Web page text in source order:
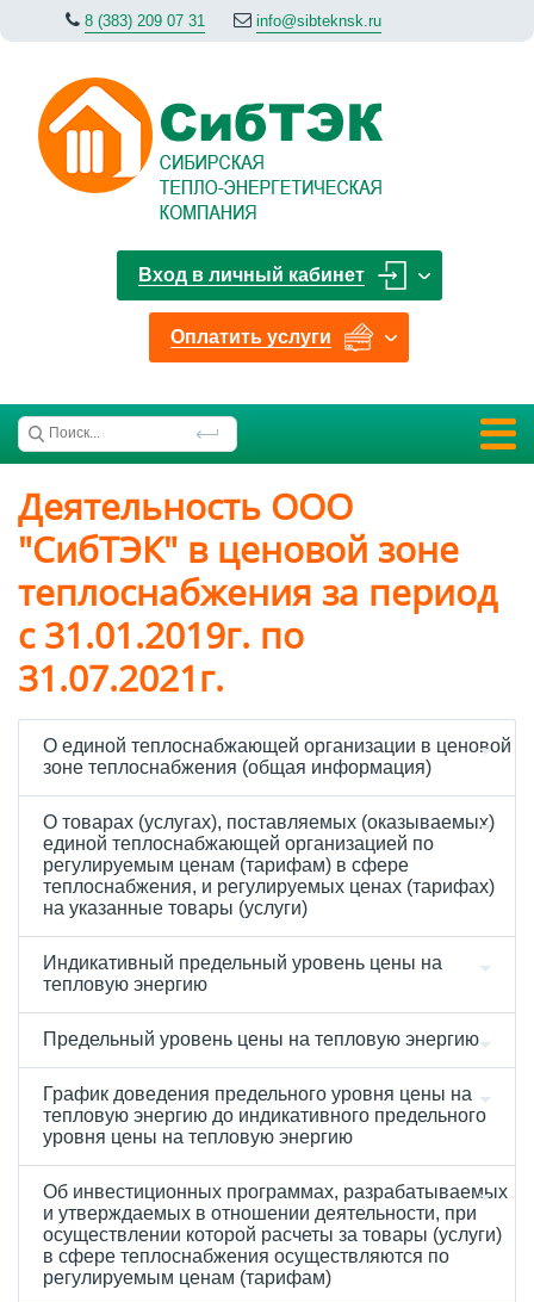
8 (383) 209 07 31 info@sibteknsk.ru
Вход в личный кабинет
Оплатить услуги
Деятельность ООО
"СибТЭК" в ценовой зоне
теплоснабжения за период
с 31.01.2019г. по
31.07.2021г.
О единой теплоснабжающей организации в ценовой
зоне теплоснабжения (общая информация)
О товарах (услугах), поставляемых (оказываемых)
единой теплоснабжающей организацией по
регулируемым ценам (тарифам) в сфере
теплоснабжения, и регулируемых ценах (тарифах)
на указанные товары (услуги)
Индикативный предельный уровень цены на
тепловую энергию
Предельный уровень цены на тепловую энергию
График доведения предельного уровня цены на
тепловую энергию до индикативного предельного
уровня цены на тепловую энергию
Об инвестиционных программах, разрабатываемых
и утверждаемых в отношении деятельности, при
осуществлении которой расчеты за товары (услуги)
в сфере теплоснабжения осуществляются по
регулируемым ценам (тарифам)